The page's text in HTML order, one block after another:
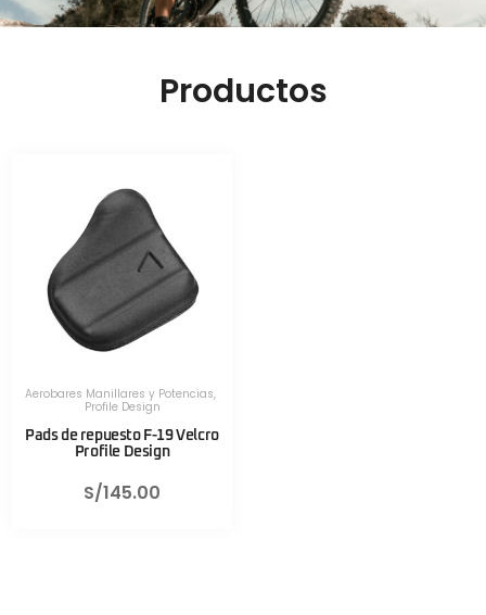
Productos
Aerobares Manillares y Potencias,
Profile Design
Pads de repuesto F-19 Velcro
Profile Design
S/145.00